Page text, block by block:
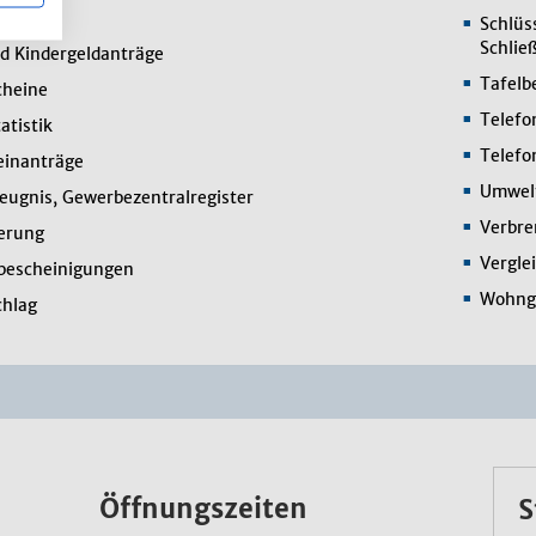
Kindergeldanträge
Gewerbezentralregister
Öffnungszeiten